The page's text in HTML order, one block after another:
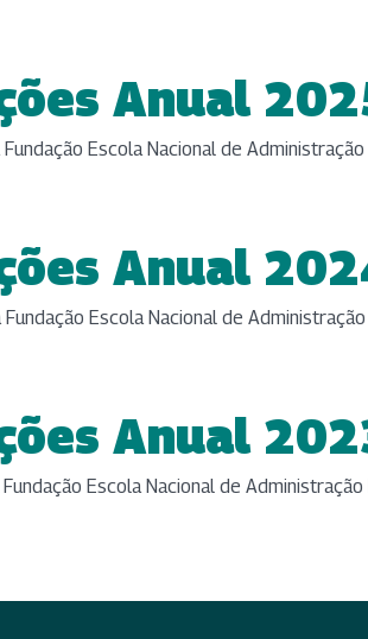
Anual
Escola Nacional de
Anual
Escola Nacional de
Anual
Escola Nacional de